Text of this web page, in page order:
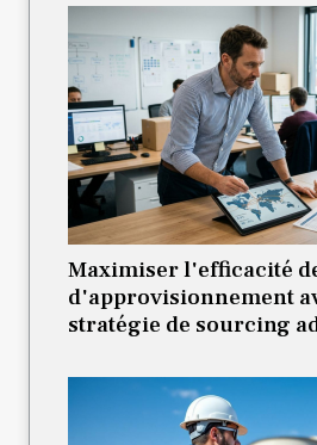
Maximiser l'efficacité
d'approvisionnement
stratégie de sourcing